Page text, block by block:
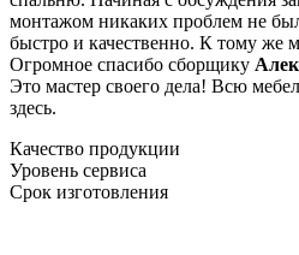
монтажом никаких проблем не
быстро и качественно. К тому же
Огромное спасибо сборщику
Это мастер своего дела! Всю
здесь.
Качество продукции
Уровень сервиса
Срок изготовления